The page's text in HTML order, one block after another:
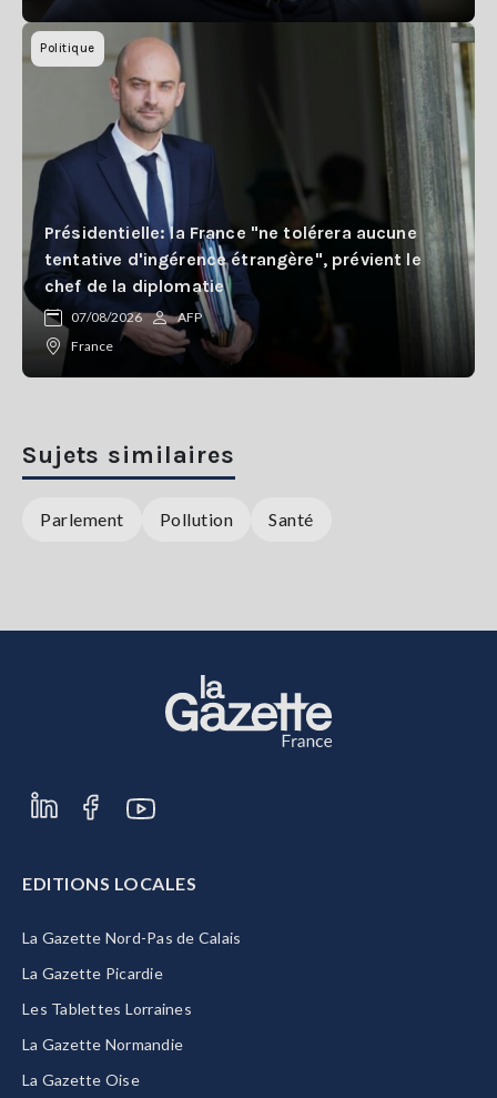
Politique
Présidentielle: la France "ne tolérera aucune
tentative d'ingérence étrangère", prévient le
chef de la diplomatie
07/08/2026
AFP
France
Sujets similaires
Parlement Pollution Santé
EDITIONS LOCALES
La Gazette Nord-Pas de Calais
La Gazette Picardie
Les Tablettes Lorraines
La Gazette Normandie
La Gazette Oise